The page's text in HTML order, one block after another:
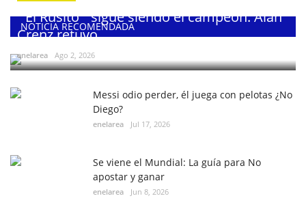
NOTICIA RECOMENDADA
¨El Rusito¨ sigue siendo el campeón: Alan
Crenz retuvo...
enelarea Ago 2, 2026
Messi odio perder, él juega con pelotas ¿No
Diego?
enelarea Jul 17, 2026
Se viene el Mundial: La guía para No
apostar y ganar
enelarea Jun 8, 2026